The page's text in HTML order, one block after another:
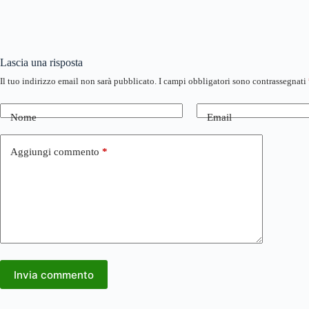
Lascia una risposta
Il tuo indirizzo email non sarà pubblicato. I campi obbligatori sono contrassegnati
Nome Email
Aggiungi commento *
Invia commento